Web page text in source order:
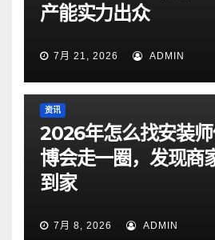
产能实力出众
7月 21, 2026 ADMIN
资讯
2026年怎么找安装
博会走一圈，发现商
到家
7月 8, 2026 ADMIN